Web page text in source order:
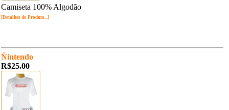
Camiseta 100% Algodão
[Detalhes do Produto...]
Ñintendo
R$25.00